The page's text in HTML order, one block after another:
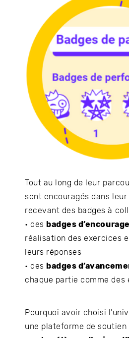
Tout au long de leur
sont encouragés dans
recevant des badges à
• des badges
réalisation des exercices
leurs réponses
• des badges
chaque partie comme des
Pourquoi avoir choisi
une plateforme de soutien